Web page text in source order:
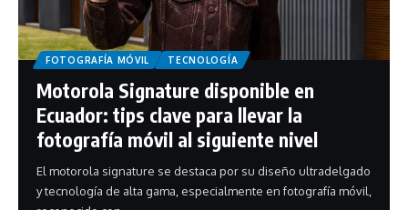
FOTOGRAFÍA MÓVIL TECNOLOGÍA
Motorola Signature disponible en
Ecuador: tips clave para llevar la
fotografía móvil al siguiente nivel
El motorola signature se destaca por su diseño ultradelgado
y tecnología de alta gama, especialmente en fotografía móvil,